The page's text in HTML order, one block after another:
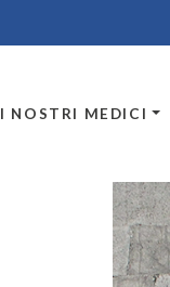
I NOSTRI MEDICI